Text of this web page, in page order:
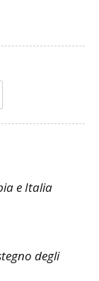
e Italia
degli